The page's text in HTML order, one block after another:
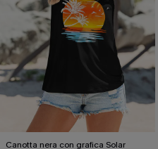
Canotta nera con grafica Solar